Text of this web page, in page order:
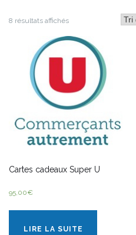
8 résultats affichés
Cartes cadeaux Super U
95,00€
LIRE LA SUITE